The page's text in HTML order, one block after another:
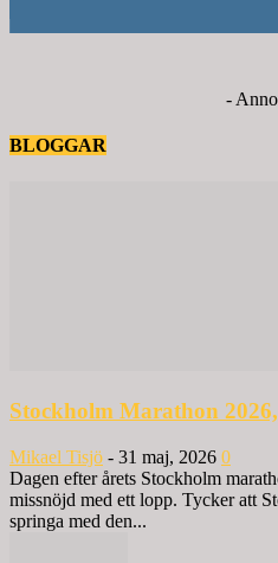
-
BLOGGAR
Stockholm Marathon
Mikael Tisjö - 31 maj, 2026 0
Dagen efter årets Stockholm
missnöjd med ett lopp. Tycker att
springa med den...